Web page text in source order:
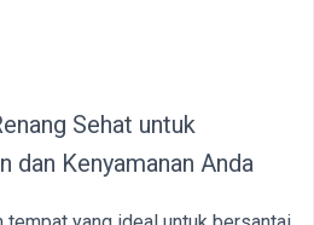
Sehat untuk
dan Kenyamanan Anda